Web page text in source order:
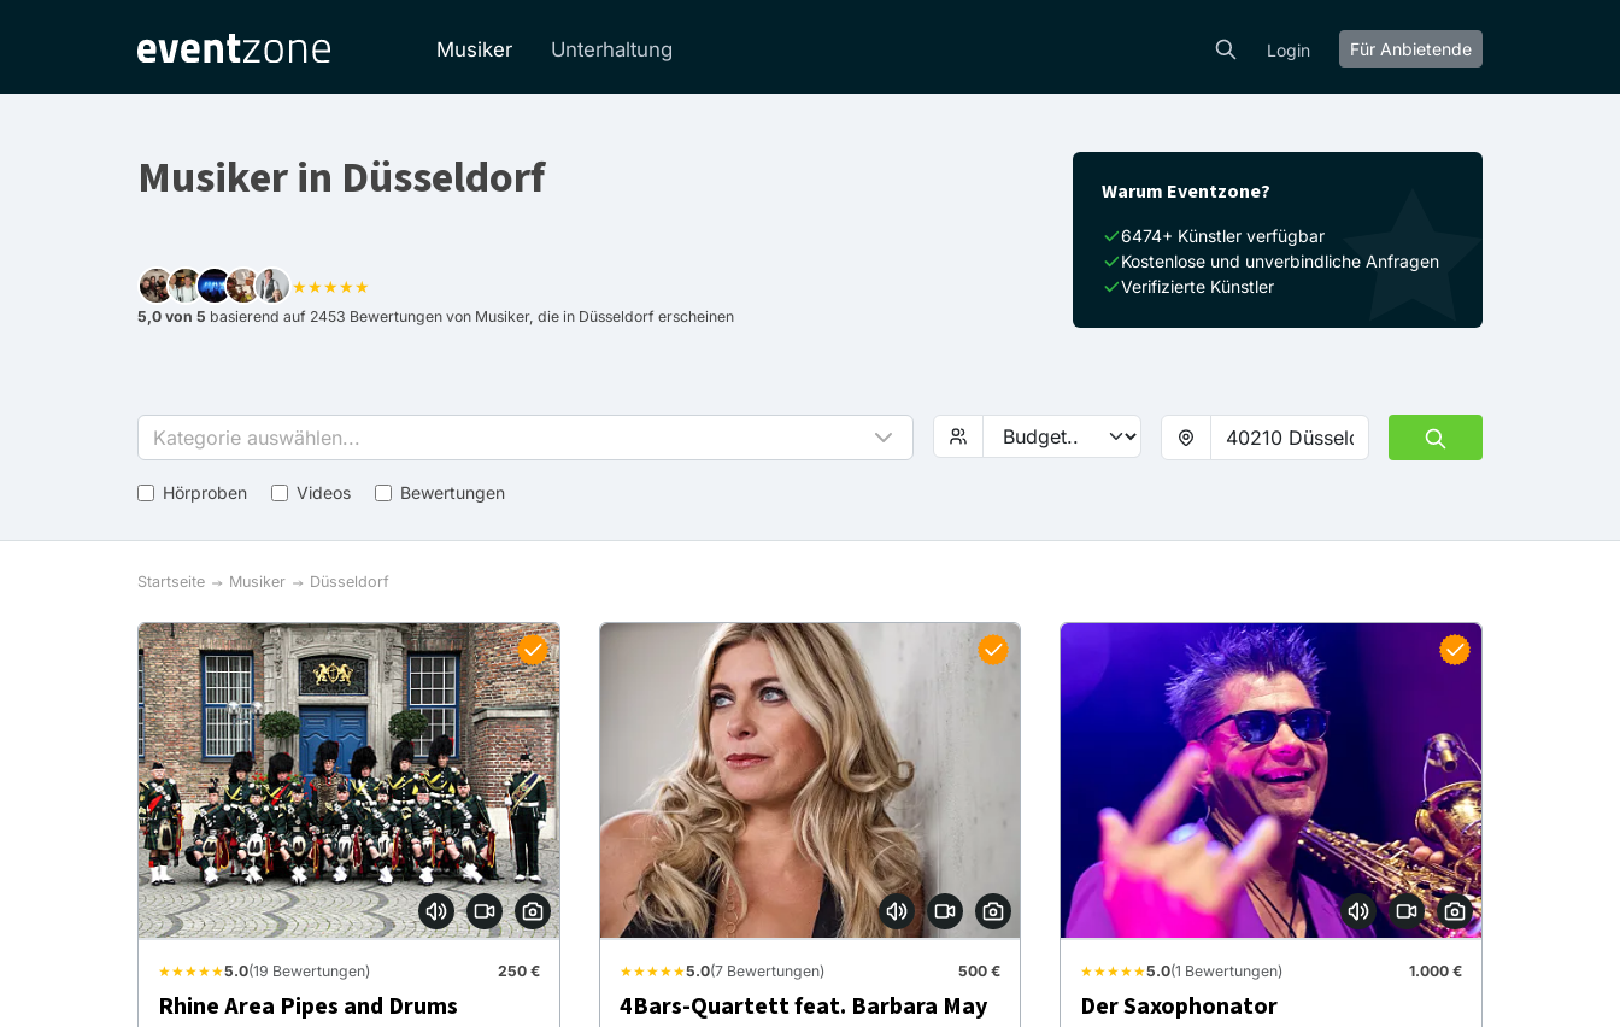
Musiker Unterhaltung Login Für Anbietende
Musiker in Düsseldorf
★★★★★
5,0 von 5 basierend auf 2453 Bewertungen von Musiker, die in Düsseldorf erscheinen
Warum Eventzone?
6474+ Künstler verfügbar
Kostenlose und unverbindliche Anfragen
Verifizierte Künstler
Kategorie auswählen...
Hörproben Videos Bewertungen
Startseite Musiker Düsseldorf
★★★★★5.0(19 Bewertungen) 250 €
Rhine Area Pipes and Drums
★★★★★5.0(7 Bewertungen) 500 €
4Bars-Quartett feat. Barbara May
★★★★★5.0(1 Bewertungen) 1.000 €
Der Saxophonator